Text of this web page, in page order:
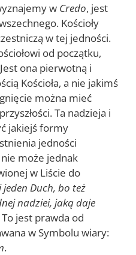
w Credo, jest
Kościoły
w tej jedności.
od początku,
ona pierwotną i
Kościoła, a nie jakimś
można mieć
Ta nadzieja i
jakiejś formy
jedności
może jednak
w Liście do
jeden Duch, bo też
nadziei, jaką daje
jest prawda od
w Symbolu wiary:
.